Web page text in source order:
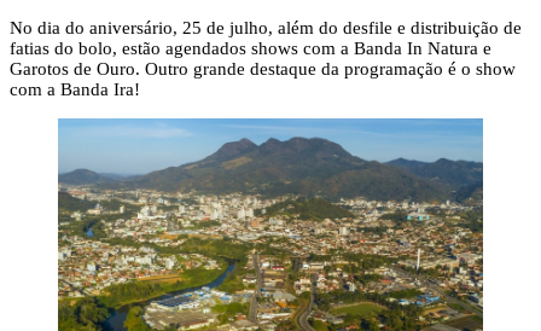
No dia do aniversário, 25 de julho, além do desfile e distribuição de
fatias do bolo, estão agendados shows com a Banda In Natura e
Garotos de Ouro. Outro grande destaque da programação é o show
com a Banda Ira!